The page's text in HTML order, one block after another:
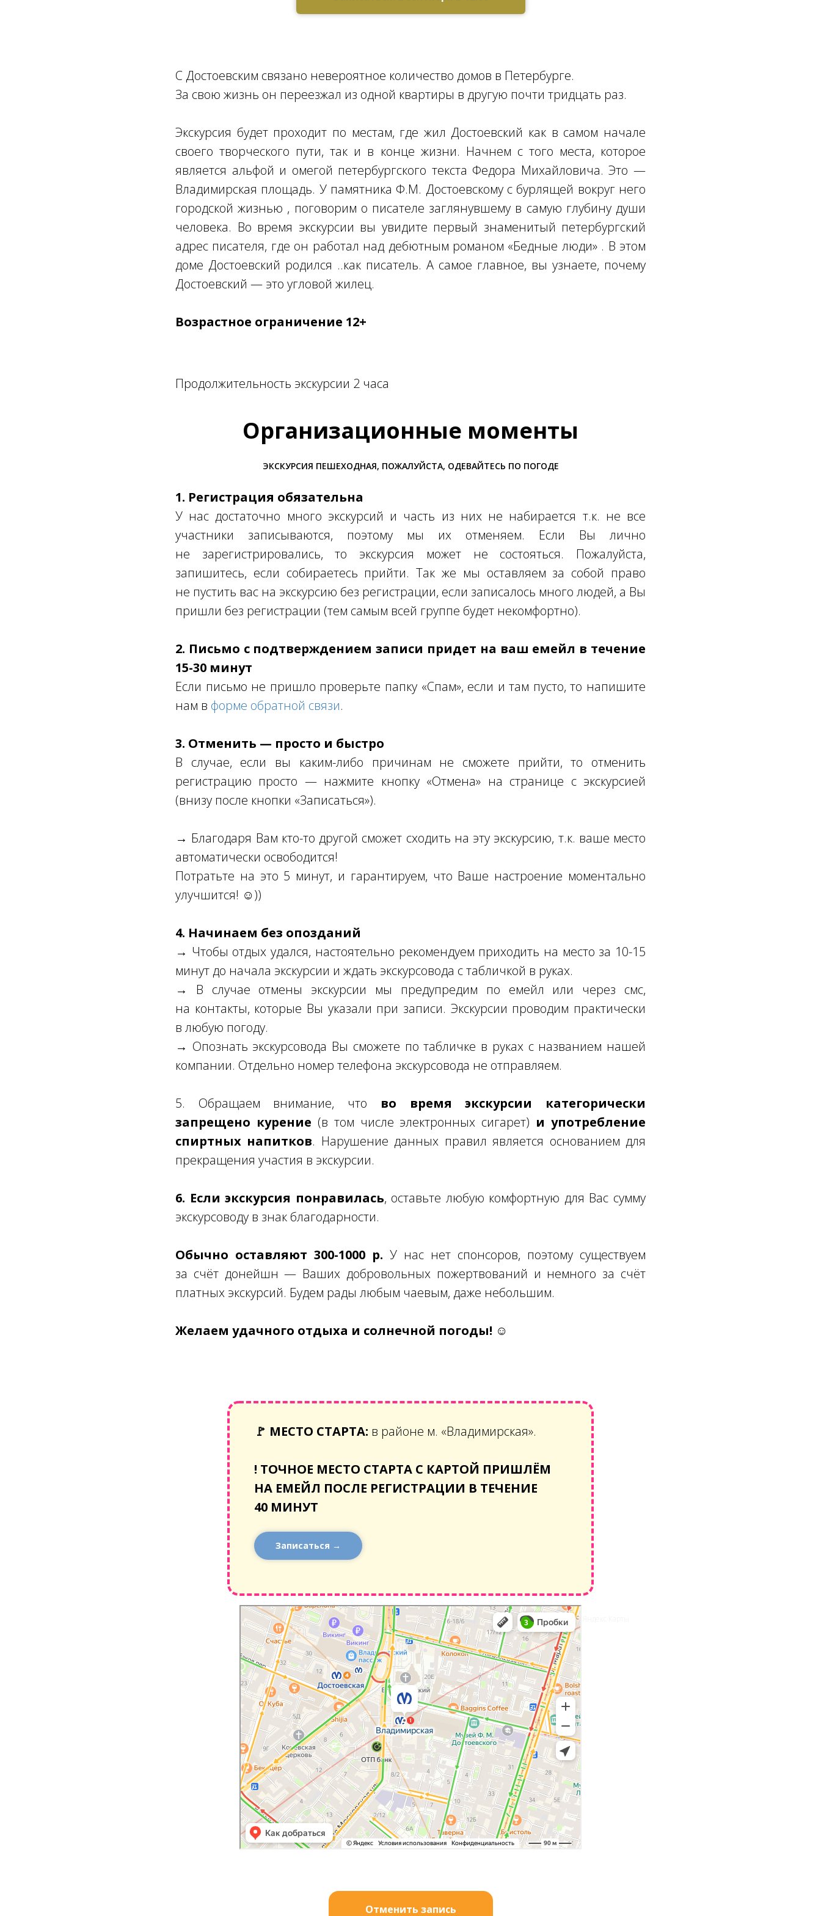
С Достоевским связано невероятное количество домов в Петербурге.
За свою жизнь он переезжал из одной квартиры в другую почти тридцать раз.
Экскурсия будет проходит по местам, где жил Достоевский как в самом начале
своего творческого пути, так и в конце жизни. Начнем с того места, которое
является альфой и омегой петербургского текста Федора Михайловича. Это —
Владимирская площадь. У памятника Ф.М. Достоевскому с бурлящей вокруг него
городской жизнью , поговорим о писателе заглянувшему в самую глубину души
человека. Во время экскурсии вы увидите первый знаменитый петербургский
адрес писателя, где он работал над дебютным романом «Бедные люди» . В этом
доме Достоевский родился ..как писатель. А самое главное, вы узнаете, почему
Достоевский — это угловой жилец.
Возрастное ограничение 12+
Продолжительность экскурсии 2 часа
Организационные моменты
ЭКСКУРСИЯ ПЕШЕХОДНАЯ, ПОЖАЛУЙСТА, ОДЕВАЙТЕСЬ ПО ПОГОДЕ
1. Регистрация обязательна
У нас достаточно много экскурсий и часть из них не набирается т.к. не все
участники записываются, поэтому мы их отменяем. Если Вы лично
не зарегистрировались, то экскурсия может не состояться. Пожалуйста,
запишитесь, если собираетесь прийти. Так же мы оставляем за собой право
не пустить вас на экскурсию без регистрации, если записалось много людей, а Вы
пришли без регистрации (тем самым всей группе будет некомфортно).
2. Письмо с подтверждением записи придет на ваш емейл в течение
15-30 минут
Если письмо не пришло проверьте папку «Спам», если и там пусто, то напишите
нам в форме обратной связи.
3. Отменить — просто и быстро
В случае, если вы каким-либо причинам не сможете прийти, то отменить
регистрацию просто — нажмите кнопку «Отмена» на странице с экскурсией
(внизу после кнопки «Записаться»).
→ Благодаря Вам кто-то другой сможет сходить на эту экскурсию, т.к. ваше место
автоматически освободится!
Потратьте на это 5 минут, и гарантируем, что Ваше настроение моментально
улучшится! ☺))
4. Начинаем без опозданий
→ Чтобы отдых удался, настоятельно рекомендуем приходить на место за 10-15
минут до начала экскурсии и ждать экскурсовода с табличкой в руках.
→ В случае отмены экскурсии мы предупредим по емейл или через смс,
на контакты, которые Вы указали при записи. Экскурсии проводим практически
в любую погоду.
→ Опознать экскурсовода Вы сможете по табличке в руках с названием нашей
компании. Отдельно номер телефона экскурсовода не отправляем.
5. Обращаем внимание, что во время экскурсии категорически
запрещено курение (в том числе электронных сигарет) и употребление
спиртных напитков. Нарушение данных правил является основанием для
прекращения участия в экскурсии.
6. Если экскурсия понравилась, оставьте любую комфортную для Вас сумму
экскурсоводу в знак благодарности.
Обычно оставляют 300-1000 р. У нас нет спонсоров, поэтому существуем
за счёт донейшн — Ваших добровольных пожертвований и немного за счёт
платных экскурсий. Будем рады любым чаевым, даже небольшим.
Желаем удачного отдыха и солнечной погоды! ☺
🚩 МЕСТО СТАРТА: в районе м. «Владимирская».
! ТОЧНОЕ МЕСТО СТАРТА С КАРТОЙ ПРИШЛЁМ
НА ЕМЕЙЛ ПОСЛЕ РЕГИСТРАЦИИ В ТЕЧЕНИЕ
40 МИНУТ
Записаться →
Санкт‑Петербург
Графский переулок, 10/11: как доехать на автомобиле, общественным транспортом или пешком – Яндекс Карты
Отменить запись